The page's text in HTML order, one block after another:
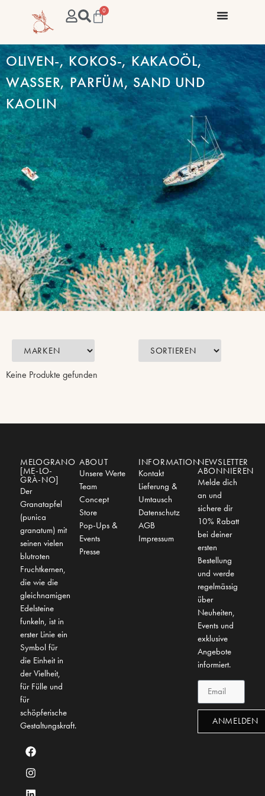
0
OLIVEN-, KOKOS-, KAKAOÖL,
WASSER, PARFÜM, SAND UND
KAOLIN
Keine Produkte gefunden
MELOGRANO
[ME-LO-
GRÀ-NO]
Der
Granatapfel
(punica
granatum) mit
seinen vielen
blutroten
Fruchtkernen,
die wie die
gleichnamigen
Edelsteine
funkeln, ist in
erster Linie ein
Symbol für
die Einheit in
der Vielheit,
für Fülle und
für
schöpferische
Gestaltungskraft.
ABOUT
Unsere Werte
Team
Concept
Store
Pop-Ups &
Events
Presse
INFORMATION
Kontakt
Lieferung &
Umtausch
Datenschutz
AGB
Impressum
NEWSLETTER
ABONNIEREN
Melde dich
an und
sichere dir
10% Rabatt
bei deiner
ersten
Bestellung
und werde
regelmässig
über
Neuheiten,
Events und
exklusive
Angebote
informiert.
ANMELDEN